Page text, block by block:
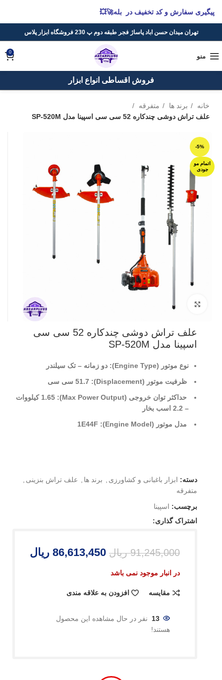
تهران میدان حسن اباد پاساژ فجر طبقه دوم پ 230 فروشگاه ابزار پلاس
منو
0
فروش اقساطی انواع ابزار
خانه برند ها
متفرقه
علف تراش دوشی چندکاره 52 سی سی اسپینا مدل SP-520M
-5%
اتمام مو
جودی
بزرگنمایی تصویر
علف تراش دوشی چندکاره 52 سی سی
اسپینا مدل SP-520M
نوع موتور (Engine Type): دو زمانه – تک سیلندر
ظرفیت موتور (Displacement): 51.7 سی سی
حداکثر توان خروجی (Max Power Output): 1.65 کیلووات
– 2.2 اسب بخار
مدل موتور (Engine Model): 1E44F
دسته: ابزار باغبانی و کشاورزی برند ها علف تراش بنزینی
متفرقه
برچسب: اسپینا
اشتراک گذاری:
91,245,000 ریال 86,613,450 ریال
در انبار موجود نمی باشد
مقایسه افزودن به علاقه مندی
13 نفر در حال مشاهده این محصول
هستند!
پیگیری سفارش و کد تخفیف در بله🚀💥